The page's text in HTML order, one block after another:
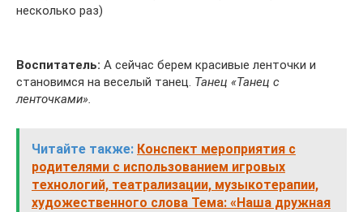
несколько раз)
Воспитатель: А сейчас берем красивые ленточки и
становимся на веселый танец. Танец «Танец с
ленточками».
Читайте также: Конспект мероприятия с
родителями с использованием игровых
технологий, театрализации, музыкотерапии,
художественного слова Тема: «Наша дружная